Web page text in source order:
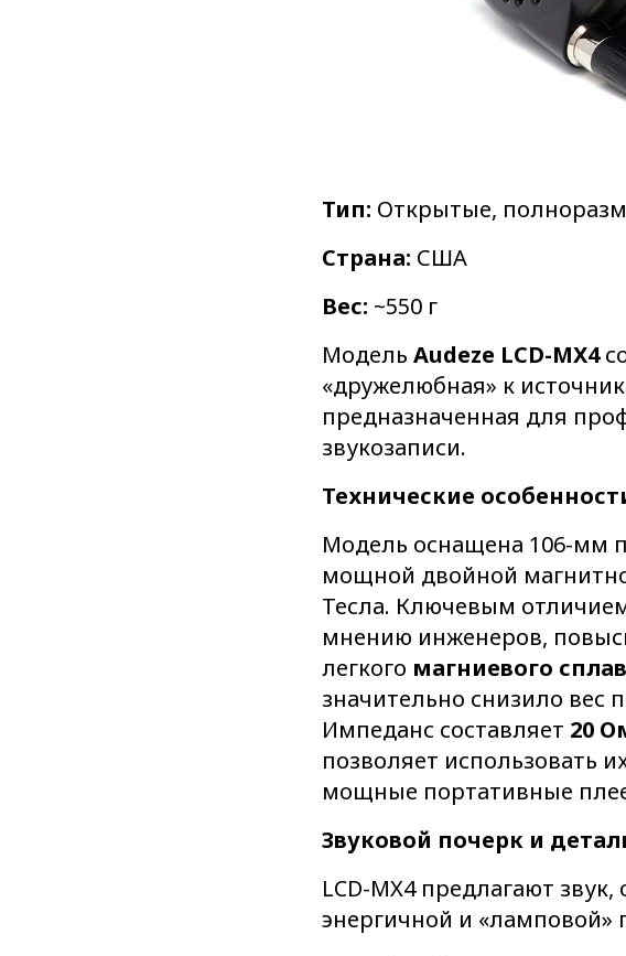
Тип: Открытые,
Страна: США
Вес: ~550 г
Модель Audeze LCD-MX4
«дружелюбная» к
предназначенная для
звукозаписи.
Технические
Модель оснащена 106-мм
мощной двойной
Тесла. Ключевым
мнению инженеров,
легкого магниевого
значительно снизило
Импеданс составляет 20
позволяет использовать
мощные портативные
Звуковой почерк и
LCD-MX4 предлагают
энергичной и «ламповой»